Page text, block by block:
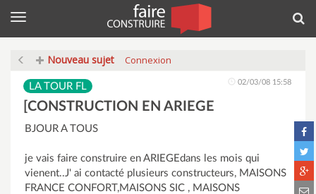
Menu
Nouveau sujet Connexion
LA TOUR FL 02/03/08 15:58
[CONSTRUCTION EN ARIEGE
BJOUR A TOUS
je vais faire construire en ARIEGEdans les mois qui
vienent..J' ai contacté plusieurs constructeurs, MAISONS
FRANCE CONFORT,MAISONS SIC , MAISONS